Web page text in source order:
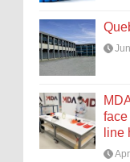
face
line